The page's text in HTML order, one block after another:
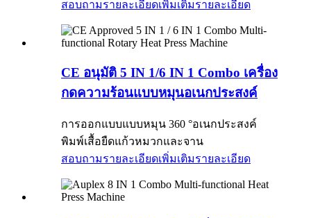
สอบถามรายละเอียดเพิ่มเติมรายละเอียด
CE อนุมัติ 5 IN 1/6 IN 1 Combo เครื่อง
กดความร้อนแบบหมุนอเนกประสงค์
การออกแบบแบบหมุน 360 °อเนกประสงค์
พิมพ์เสื้อยืดแก้วหมวกและจาน
สอบถามรายละเอียดเพิ่มเติมรายละเอียด